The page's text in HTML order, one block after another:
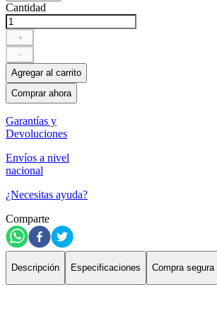
Cantidad
＋
－
Agregar al carrito
Comprar ahora
Garantías y
Devoluciones
Envíos a nivel
nacional
¿Necesitas ayuda?
Comparte
Descripción Especificaciones Compra segura